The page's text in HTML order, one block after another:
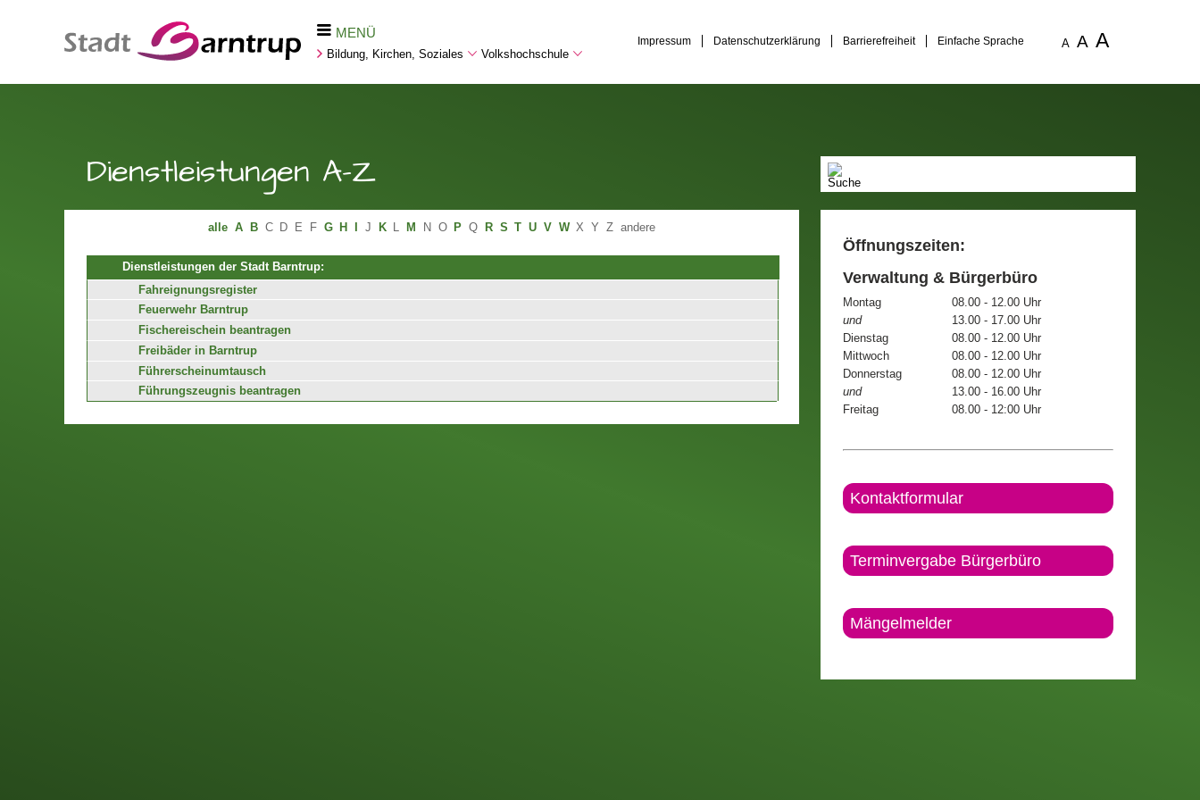
MENÜ
Bildung, Kirchen, Soziales Volkshochschule
Impressum Datenschutzerklärung Barrierefreiheit Einfache Sprache A A A
Dienstleistungen A-Z
alle A B C D E F G H J K M N O P Q R S T U V W X Y Z andere
Dienstleistungen der Stadt Barntrup:
Fahreignungsregister
Feuerwehr Barntrup
Fischereischein beantragen
Freibäder in Barntrup
Führerscheinumtausch
Führungszeugnis beantragen
Öffnungszeiten:
Verwaltung & Bürgerbüro
Montag
08.00 - 12.00 Uhr
und
13.00 - 17.00 Uhr
Dienstag
08.00 - 12.00 Uhr
Mittwoch
08.00 - 12.00 Uhr
Donnerstag
08.00 - 12.00 Uhr
und
13.00 - 16.00 Uhr
Freitag
08.00 - 12:00 Uhr
Kontaktformular
Terminvergabe Bürgerbüro
Mängelmelder